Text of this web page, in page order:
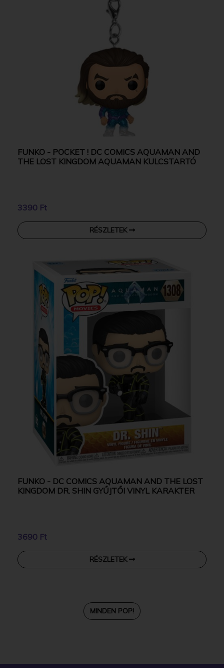
FUNKO - POCKET ! DC COMICS AQUAMAN AND
THE LOST KINGDOM AQUAMAN KULCSTARTÓ
3390 Ft
RÉSZLETEK
FUNKO - DC COMICS AQUAMAN AND THE LOST
KINGDOM DR. SHIN GYŰJTŐI VINYL KARAKTER
3690 Ft
RÉSZLETEK
MINDEN POP!